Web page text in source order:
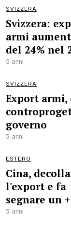
SVIZZERA
Svizzera:
armi
del 24% nel
5 anni
SVIZZERA
Export armi,
governo
5 anni
ESTERO
Cina, decolla
l'export e fa
segnare un
5 anni